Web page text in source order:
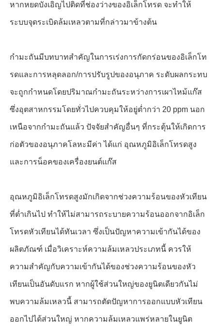
หากหยดบังเอิญไปติดที่ช่องว่างของอิเล็กโทรด จะทำให้
ระบบจุดระเบิดล้มเหลวตามที่กล่าวมาข้างต้น
กำมะถันมีบทบาทสำคัญในการเร่งการกัดกร่อนของอิเล็กโท
รดและการหลุดลอก/การปรับรูปของอนุภาค ระดับผลกระทบ
จะถูกกำหนดโดยปริมาณกำมะถันระหว่างการเผาไหม้แก๊ส
ซึ่งอุตสาหกรรมโดยทั่วไปควบคุมให้อยู่ต่ำกว่า 20 ppm นอก
เหนือจากกำมะถันแล้ว ปัจจัยสำคัญอื่นๆ ที่กระตุ้นให้เกิดการ
ก่อตัวของอนุภาคโลหะมีค่า ได้แก่ อุณหภูมิอิเล็กโทรดสูง
และการน็อคของเครื่องยนต์แก๊ส
อุณหภูมิอิเล็กโทรดสูงมักเกิดจากช่วงความร้อนของหัวเทียน
ที่ต่ำเกินไป ทำให้ไม่สามารถระบายความร้อนออกจากอิเล็ก
โทรดหัวเทียนได้ทันเวลา ซึ่งเป็นปัญหาความเข้ากันได้ของ
ผลิตภัณฑ์ เมื่อวิเคราะห์ความล้มเหลวประเภทนี้ ควรให้
ความสำคัญกับความเข้ากันได้ของช่วงความร้อนของหัว
เทียนเป็นอันดับแรก หากผู้ใช้ส่วนใหญ่ของยูนิตเดียวกันไม่
พบความล้มเหลวนี้ สามารถตัดปัญหาการออกแบบหัวเทียน
ออกไปได้ส่วนใหญ่ หากความล้มเหลวแพร่หลายในยูนิต